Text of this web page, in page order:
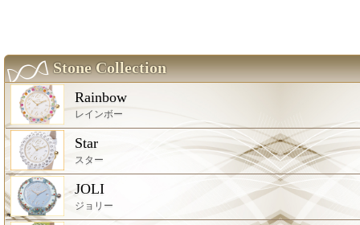
Stone Collection
Rainbow
レインボー
Star
スター
JOLI
ジョリー